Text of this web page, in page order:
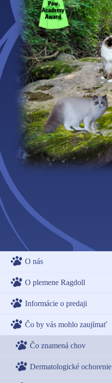
O nás
O plemene Ragdoll
Informácie o predaji
Čo by vás mohlo zaujímať
Čo znamená chov
Dermatologické ochorenie